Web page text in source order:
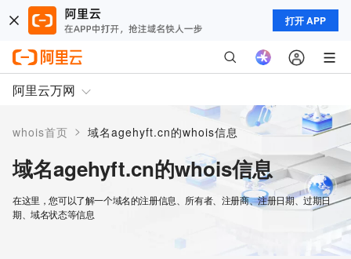
打开 APP
阿里云万网
whois首页 > 域名agehyft.cn的whois信息
域名agehyft.cn的whois信息
在这里，您可以了解一个域名的注册信息、所有者、注册商、注册日期、过期日
期、域名状态等信息